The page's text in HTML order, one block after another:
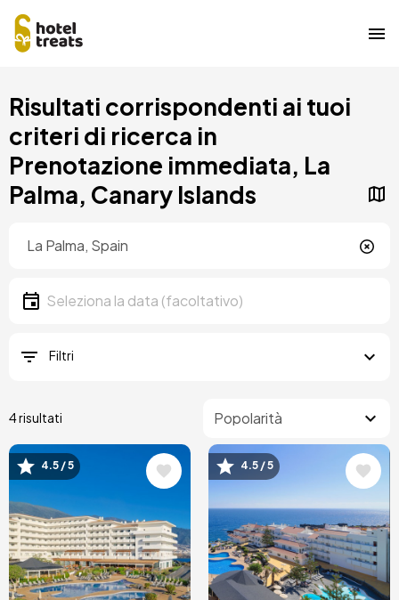
contenuto
principale
Risultati corrispondenti ai tuoi
criteri di ricerca in
Prenotazione immediata, La
Palma, Canary Islands
Data
Seleziona la data
Filtri
4 risultati
Immagine
4.5 / 5 Immagine
4.5 / 5